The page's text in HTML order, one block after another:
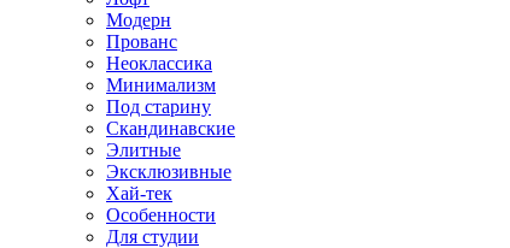
Модерн
Прованс
Неоклассика
Минимализм
Под старину
Скандинавские
Элитные
Эксклюзивные
Хай-тек
Особенности
Для студии